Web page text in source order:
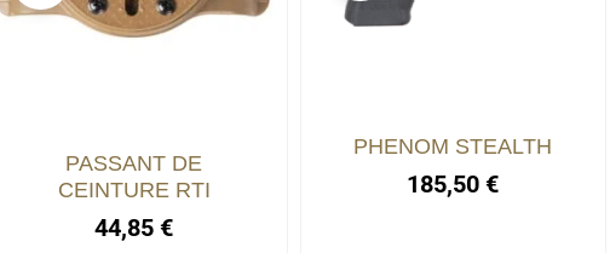
PASSANT DE
CEINTURE RTI
44,85€
PHENOM STEALTH
185,50€